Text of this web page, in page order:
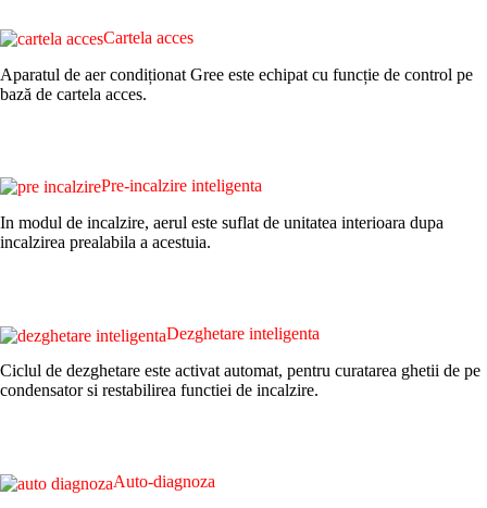
Cartela acces
Aparatul de aer condiționat Gree este echipat cu funcție de control pe
bază de cartela acces.
Pre-incalzire inteligenta
In modul de incalzire, aerul este suflat de unitatea interioara dupa
incalzirea prealabila a acestuia.
Dezghetare inteligenta
Ciclul de dezghetare este activat automat, pentru curatarea ghetii de pe
condensator si restabilirea functiei de incalzire.
Auto-diagnoza